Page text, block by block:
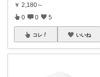
￥ 2,180～
0 0 5
コレ いいね